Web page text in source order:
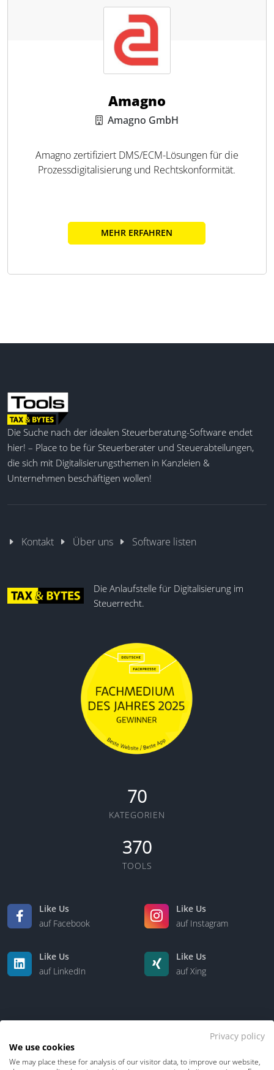
Amagno
Amagno GmbH
Amagno zertifiziert DMS/ECM-Lösungen für die
Prozessdigitalisierung und Rechtskonformität.
MEHR ERFAHREN
Die Suche nach der idealen Steuerberatung-Software endet
hier! – Place to be für Steuerberater und Steuerabteilungen,
die sich mit Digitalisierungsthemen in Kanzleien &
Unternehmen beschäftigen wollen!
Kontakt Über uns Software listen
Die Anlaufstelle für Digitalisierung im
Steuerrecht.
70
KATEGORIEN
370
TOOLS
Like Us
auf Facebook
Like Us
auf Instagram
Like Us
auf LinkedIn
Like Us
auf Xing
Kontakt Über uns
Privacy policy
We use cookies
We may place these for analysis of our visitor data, to improve our website,